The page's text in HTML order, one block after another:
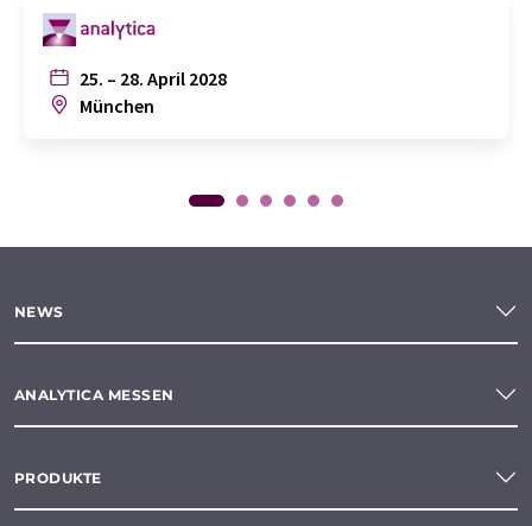
25. – 28. April 2028
München
NEWS
ANALYTICA MESSEN
PRODUKTE